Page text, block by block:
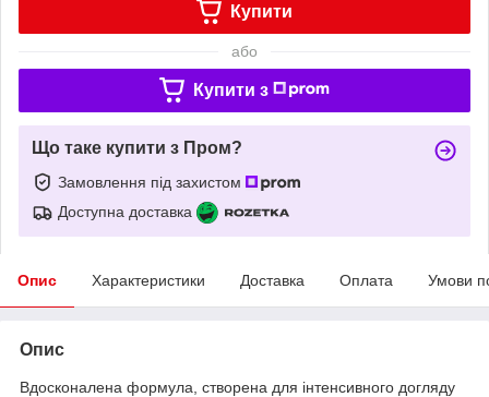
Купити
або
Купити з
Що таке купити з Пром?
Замовлення під захистом
Доступна доставка
Опис Характеристики Доставка Оплата Умови
Опис
Вдосконалена формула, створена для інтенсивного догляду